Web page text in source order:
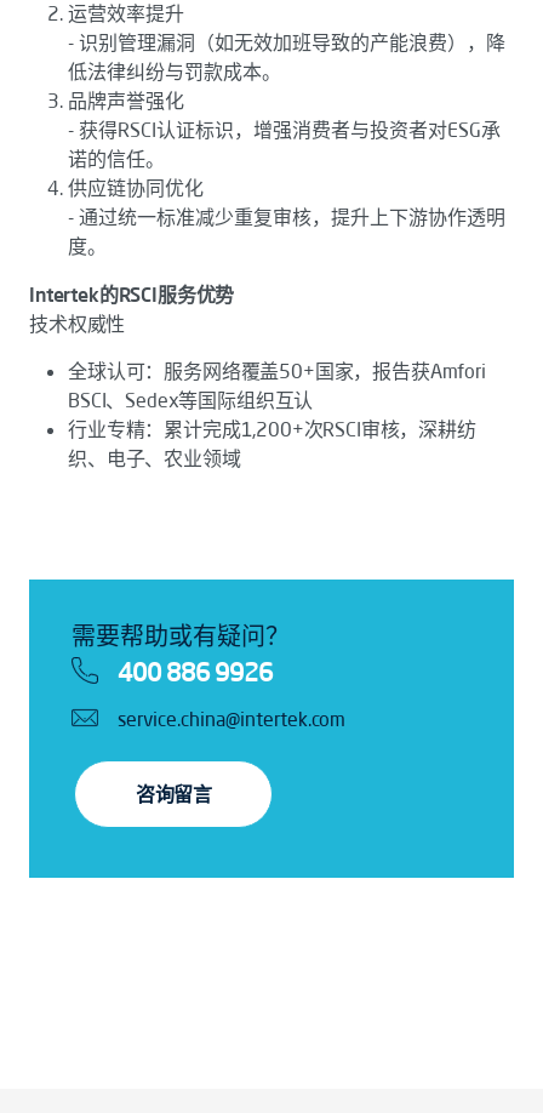
运营效率提升
- 识别管理漏洞（如无效加班导致的产能浪费），降
低法律纠纷与罚款成本。
品牌声誉强化
- 获得RSCI认证标识，增强消费者与投资者对ESG承
诺的信任。
供应链协同优化
- 通过统一标准减少重复审核，提升上下游协作透明
度。
Intertek的RSCI服务优势
技术权威性
全球认可：服务网络覆盖50+国家，报告获Amfori
BSCI、Sedex等国际组织互认
行业专精：累计完成1,200+次RSCI审核，深耕纺
织、电子、农业领域
需要帮助或有疑问？
400 886 9926
service.china@intertek.com
咨询留言